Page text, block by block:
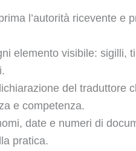
l’autorità ricevente e
elemento visibile: sigilli,
del traduttore
e competenza.
date e numeri di
pratica.